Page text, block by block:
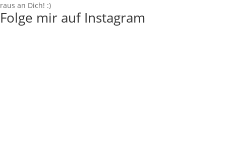
raus an Dich! :)
Folge mir auf Instagram